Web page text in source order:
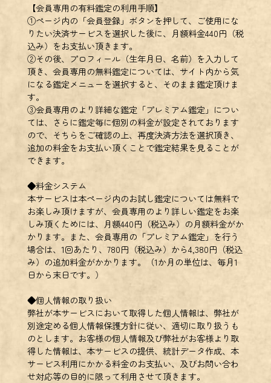
【会員専用の有料鑑定の利用手順】
①ページ内の「会員登録」ボタンを押して、ご使用にな
りたい決済サービスを選択した後に、月額料金440円（税
込み）をお支払い頂きます。
②その後、プロフィール（生年月日、名前）を入力して
頂き、会員専用の無料鑑定については、サイト内から気
になる鑑定メニューを選択すると、そのまま鑑定頂けま
す。
③会員専用のより詳細な鑑定「プレミアム鑑定」につい
ては、さらに鑑定毎に個別の料金が設定されております
ので、そちらをご確認の上、再度決済方法を選択頂き、
追加の料金をお支払い頂くことで鑑定結果を見ることが
できます。
◆料金システム
本サービスは本ページ内のお試し鑑定については無料で
お楽しみ頂けますが、会員専用のより詳しい鑑定をお楽
しみ頂くためには、月額440円（税込み）の月額料金がか
かります。また、会員専用の「プレミアム鑑定」を行う
場合は、1回あたり、780円（税込み）から4,380円（税込
み）の追加料金がかかります。（1か月の単位は、毎月1
日から末日です。）
◆個人情報の取り扱い
弊社が本サービスにおいて取得した個人情報は、弊社が
別途定める個人情報保護方針に従い、適切に取り扱うも
のとします。お客様の個人情報及び弊社がお客様より取
得した情報は、本サービスの提供、統計データ作成、本
サービス利用にかかる料金のお支払い、及びお問い合わ
せ対応等の目的に限って利用させて頂きます。